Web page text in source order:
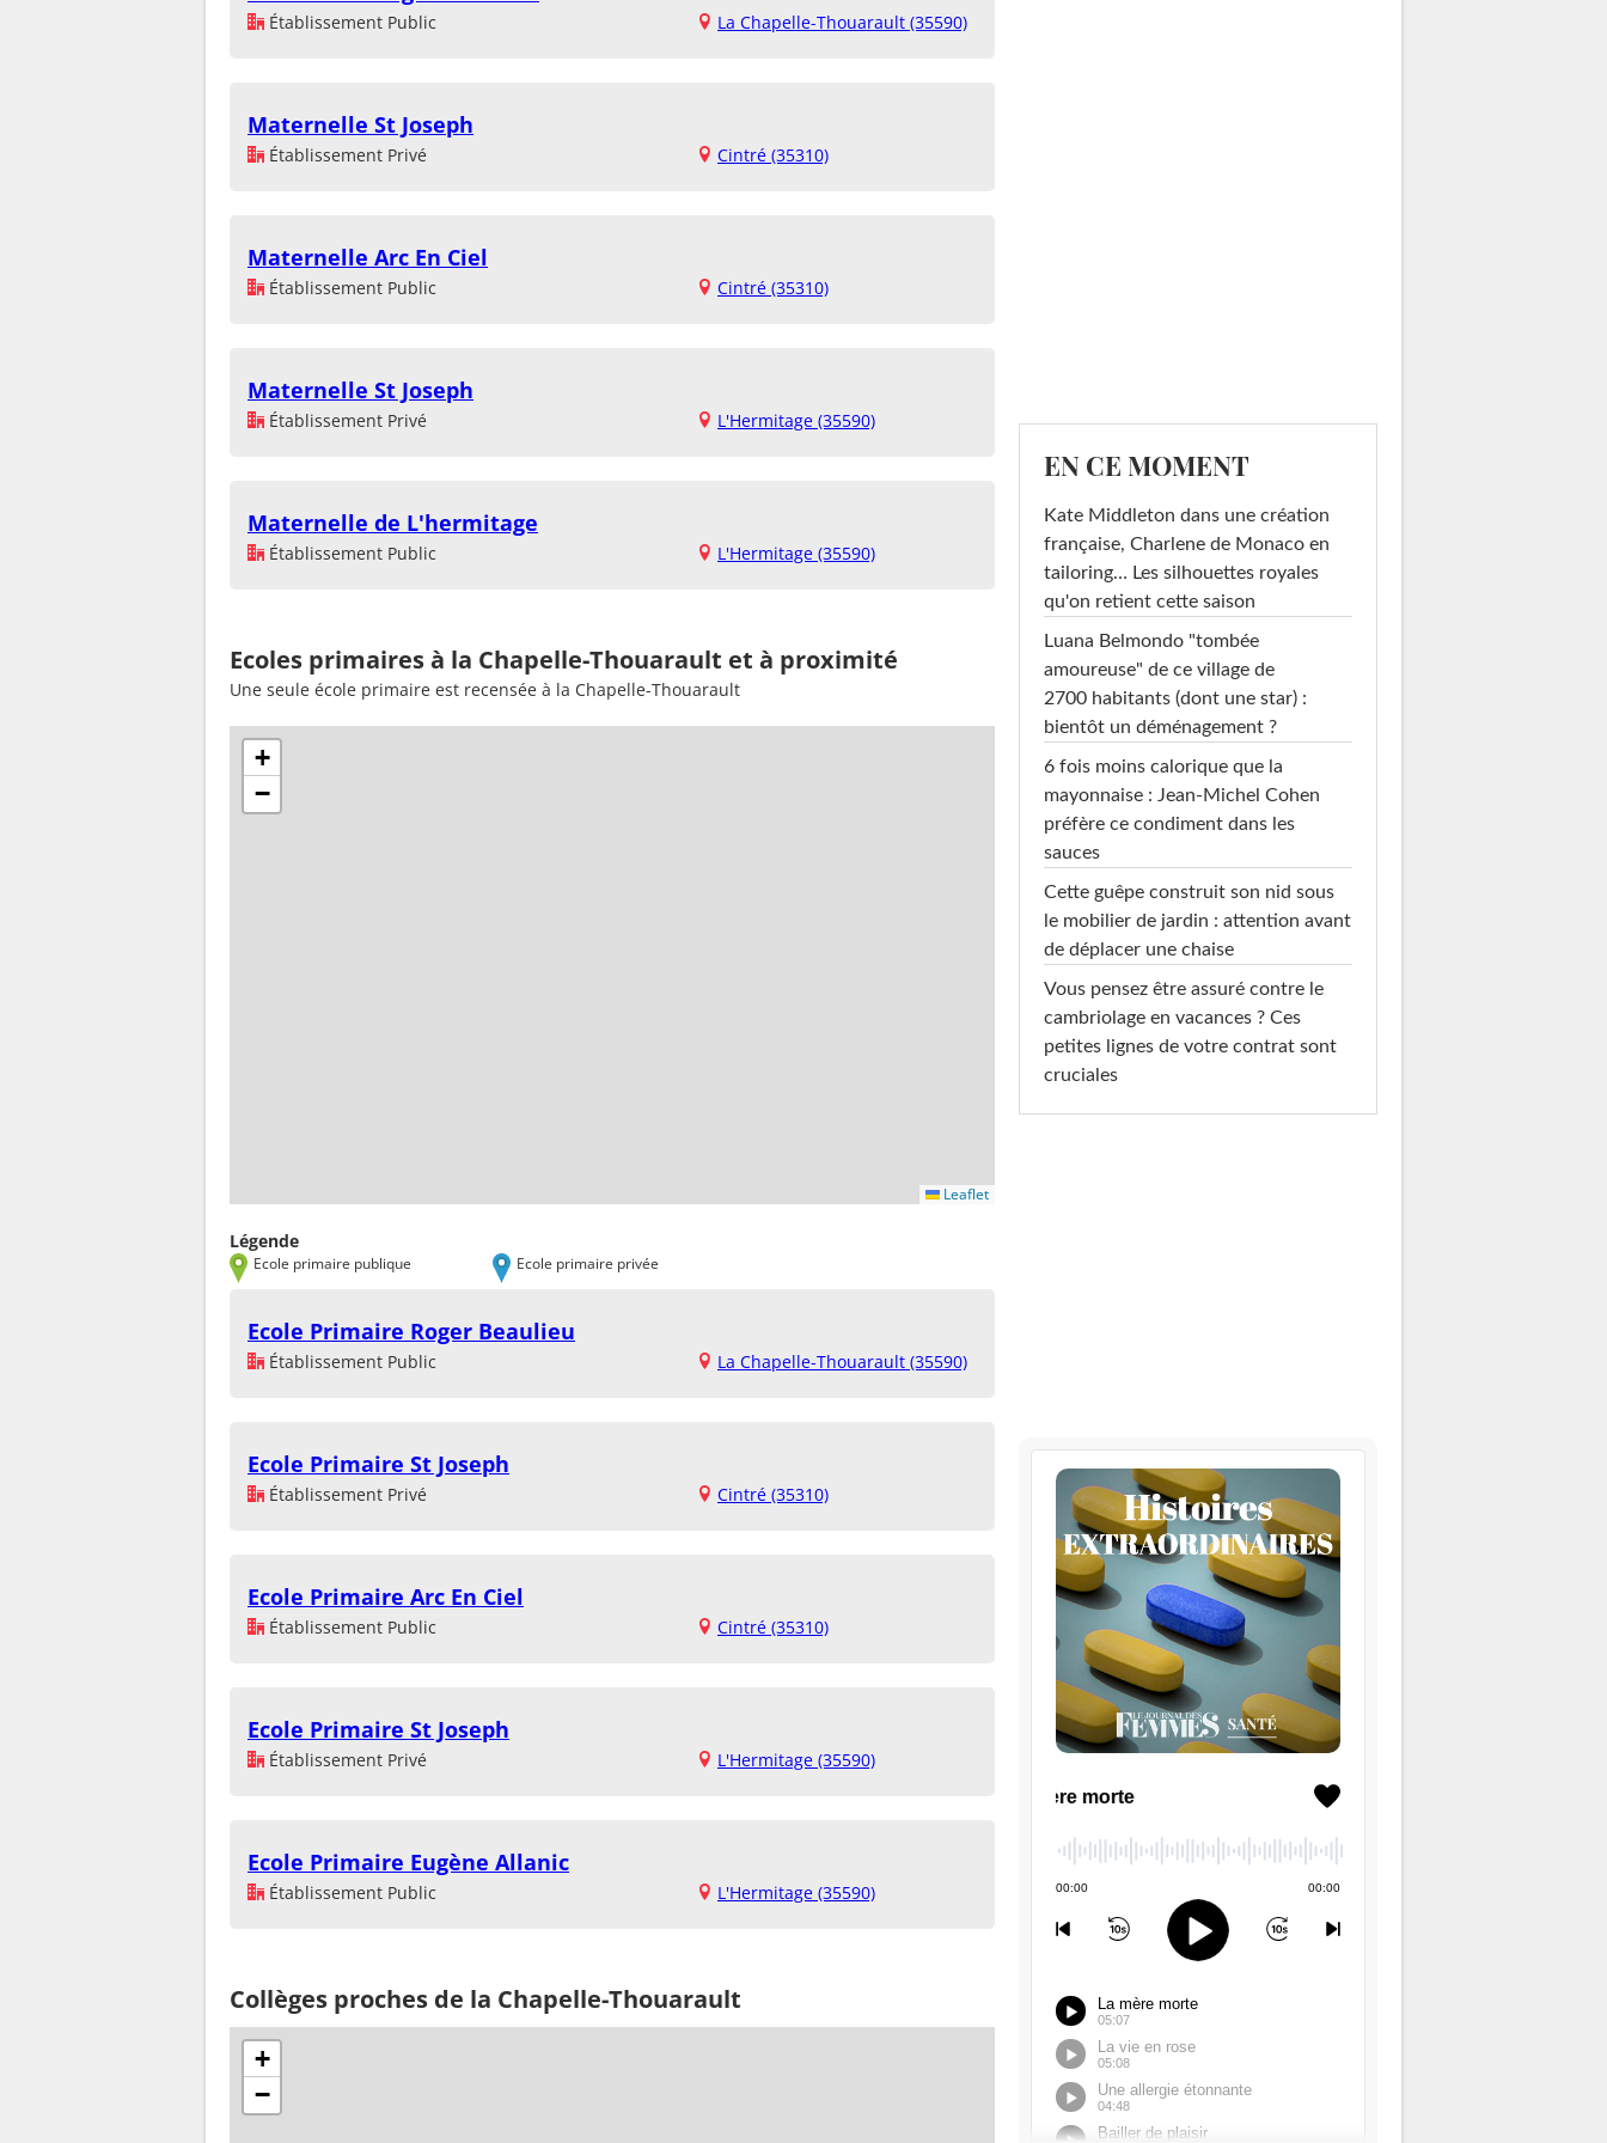
Établissement Public La Chapelle-Thouarault (35590)
Maternelle St Joseph
Établissement Privé Cintré (35310)
Maternelle Arc En Ciel
Établissement Public Cintré (35310)
Maternelle St Joseph
Établissement Privé L'Hermitage (35590)
Maternelle de L'hermitage
Établissement Public L'Hermitage (35590)
Ecoles primaires à la Chapelle-Thouarault et à proximité
Une seule école primaire est recensée à la Chapelle-Thouarault
+
−
Leaflet
Légende
Ecole primaire publique Ecole primaire privée
Ecole Primaire Roger Beaulieu
Établissement Public La Chapelle-Thouarault (35590)
Ecole Primaire St Joseph
Établissement Privé Cintré (35310)
Ecole Primaire Arc En Ciel
Établissement Public Cintré (35310)
Ecole Primaire St Joseph
Établissement Privé L'Hermitage (35590)
Ecole Primaire Eugène Allanic
Établissement Public L'Hermitage (35590)
Collèges proches de la Chapelle-Thouarault
+
−
EN CE MOMENT
Kate Middleton dans une création
française, Charlene de Monaco en
tailoring… Les silhouettes royales
qu'on retient cette saison
Luana Belmondo "tombée
amoureuse" de ce village de
2700 habitants (dont une star) :
bientôt un déménagement ?
6 fois moins calorique que la
mayonnaise : Jean-Michel Cohen
préfère ce condiment dans les
sauces
Cette guêpe construit son nid sous
le mobilier de jardin : attention avant
de déplacer une chaise
Vous pensez être assuré contre le
cambriolage en vacances ? Ces
petites lignes de votre contrat sont
cruciales